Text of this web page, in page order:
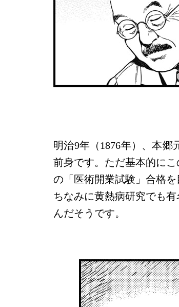
明治9年（1876年）、本
前身です。ただ基本的に
の「医術開業試験」合格を
ちなみに黄熱病研究でも
んだそうです。